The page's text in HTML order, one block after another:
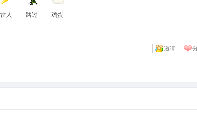
雷人 路过 鸡蛋
邀请